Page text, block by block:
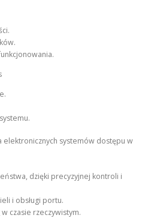
elektronicznych systemów dostępu w
dzięki precyzyjnej kontroli i
i obsługi portu.
czasie rzeczywistym.